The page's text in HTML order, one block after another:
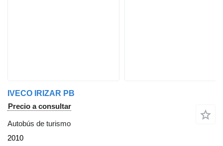
IVECO IRIZAR PB
Precio a consultar
Autobús de turismo
2010